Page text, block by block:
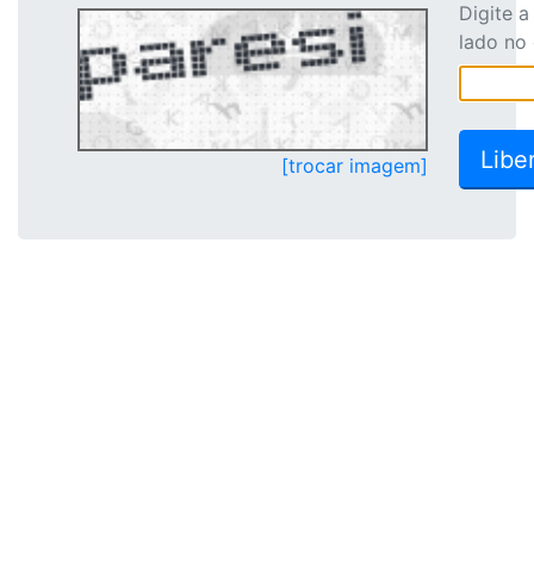
[trocar imagem]
Digite
lado no